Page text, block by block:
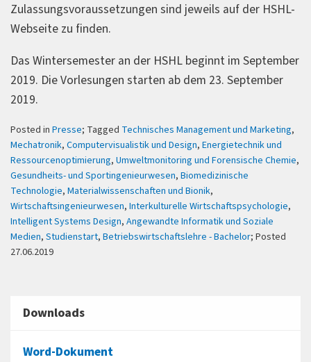
Zulassungsvoraussetzungen sind jeweils auf der HSHL-
Webseite zu finden.
Das Wintersemester an der HSHL beginnt im September
2019. Die Vorlesungen starten ab dem 23. September
2019.
Posted in Presse; Tagged Technisches Management und Marketing,
Mechatronik, Computervisualistik und Design, Energietechnik und
Ressourcenoptimierung, Umweltmonitoring und Forensische Chemie,
Gesundheits- und Sportingenieurwesen, Biomedizinische
Technologie, Materialwissenschaften und Bionik,
Wirtschaftsingenieurwesen, Interkulturelle Wirtschaftspsychologie,
Intelligent Systems Design, Angewandte Informatik und Soziale
Medien, Studienstart, Betriebswirtschaftslehre - Bachelor; Posted
27.06.2019
Downloads
Word-Dokument